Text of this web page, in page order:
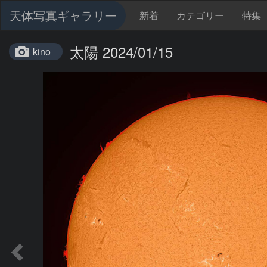
天体写真ギャラリー 新着 カテゴリー 特集
kino 太陽 2024/01/15